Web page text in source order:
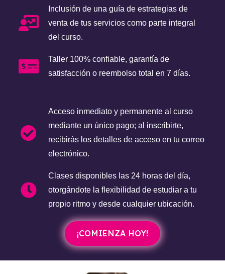
Inclusión de una guía de estrategias de
venta de tus servicios como parte integral
del curso.
Taller 100% confiable, garantía de
satisfacción o reembolso total en 7 días.
Acceso inmediato y permanente al curso
mediante un único pago; al inscribirte,
recibirás los detalles de acceso en tu correo
electrónico.
Clases disponibles las 24 horas del día,
otorgándote la flexibilidad de estudiar a tu
propio ritmo y desde cualquier ubicación.
¡COMIENZA HOY!